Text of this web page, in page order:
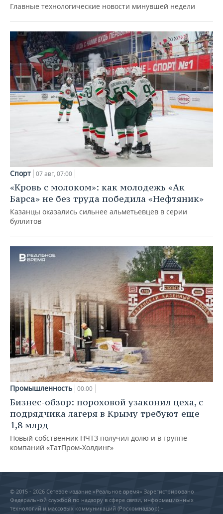
Главные технологические новости минувшей недели
Спорт 07 авг, 07:00
«Кровь с молоком»: как молодежь «Ак
Барса» не без труда победила «Нефтяник»
Казанцы оказались сильнее альметьевцев в серии
буллитов
Промышленность 00:00
Бизнес-обзор: пороховой узаконил цеха, с
подрядчика лагеря в Крыму требуют еще
1,8 млрд
Новый собственник НЧТЗ получил долю и в группе
компаний «ТатПром-Холдинг»
© 2015 - 2026 Сетевое издание «Реальное время» Зарегистрировано
Федеральной службой по надзору в сфере связи, информационных
технологий и массовых коммуникаций (Роскомнадзор) –